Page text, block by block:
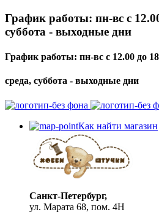
График работы: пн-вс с
суббота - выходные дни
График работы: пн-вс с 12.00 до
среда, суббота - выходные дни
Как найти магазин
Санкт-Петербург,
ул. Марата 68, пом. 4Н